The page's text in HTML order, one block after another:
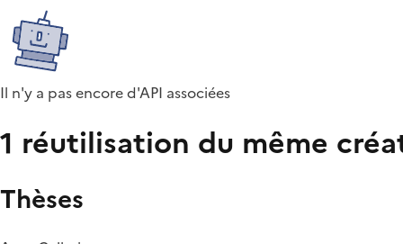
Il n'y a pas encore d'API associées
1 réutilisation du même
Thèses